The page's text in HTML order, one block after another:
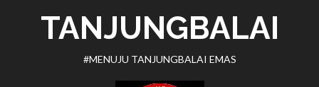
TANJUNGBALAI
#MENUJU TANJUNGBALAI EMAS